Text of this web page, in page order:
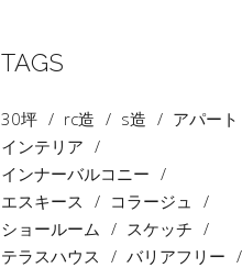
TAGS
30坪 rc造 s造
アパート
インテリア
インナーバルコニー
エスキース
コラージュ
ショールーム
スケッチ
テラスハウス
バリアフリー